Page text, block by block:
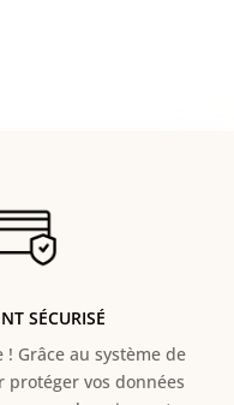
SÉCURISÉ
! Grâce au système de
protéger vos données